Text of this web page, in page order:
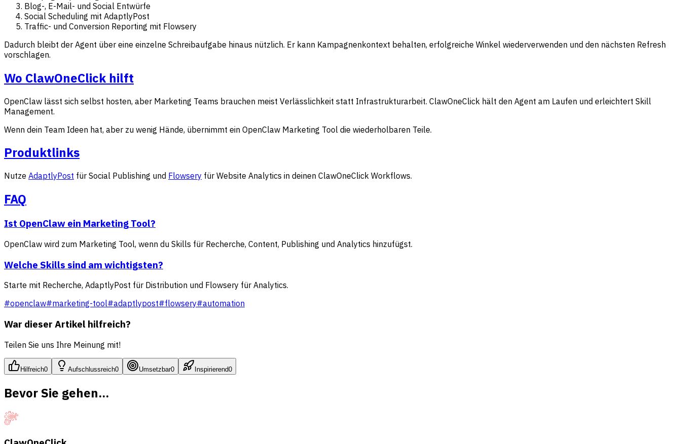
Blog-, E-Mail- und Social Entwürfe
Social Scheduling mit AdaptlyPost
Traffic- und Conversion Reporting mit Flowsery
Dadurch bleibt der Agent über eine einzelne Schreibaufgabe hinaus nützlich. Er kann Kampagnenkontext behalten, erfolgreiche Winkel wiederverwenden und den nächsten Refresh
vorschlagen.
Wo ClawOneClick hilft
OpenClaw lässt sich selbst hosten, aber Marketing Teams brauchen meist Verlässlichkeit statt Infrastrukturarbeit. ClawOneClick hält den Agent am Laufen und erleichtert Skill
Management.
Wenn dein Team Ideen hat, aber zu wenig Hände, übernimmt ein OpenClaw Marketing Tool die wiederholbaren Teile.
Produktlinks
Nutze AdaptlyPost für Social Publishing und Flowsery für Website Analytics in deinen ClawOneClick Workflows.
FAQ
Ist OpenClaw ein Marketing Tool?
OpenClaw wird zum Marketing Tool, wenn du Skills für Recherche, Content, Publishing und Analytics hinzufügst.
Welche Skills sind am wichtigsten?
Starte mit Recherche, AdaptlyPost für Distribution und Flowsery für Analytics.
#openclaw#marketing-tool#adaptlypost#flowsery#automation
War dieser Artikel hilfreich?
Teilen Sie uns Ihre Meinung mit!
Hilfreich0 Aufschlussreich0 Umsetzbar0 Inspirierend0
Bevor Sie gehen...